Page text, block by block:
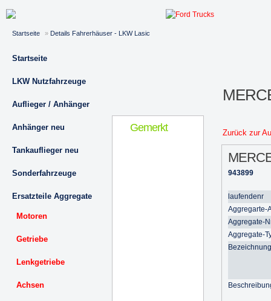
Startseite » Details Fahrerhäuser - LKW Lasic
Startseite
LKW Nutzfahrzeuge
Auflieger / Anhänger
Anhänger neu
Tankauflieger neu
Sonderfahrzeuge
Ersatzteile Aggregate
Motoren
Getriebe
Lenkgetriebe
Achsen
Gemerkt Zurück zur
943899
laufendenr
Aggregarte-
Aggregate-
Aggregate-